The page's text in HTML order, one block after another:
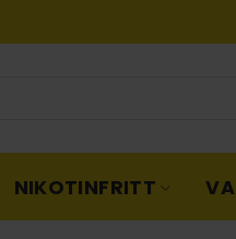
NIKOTINFRITT